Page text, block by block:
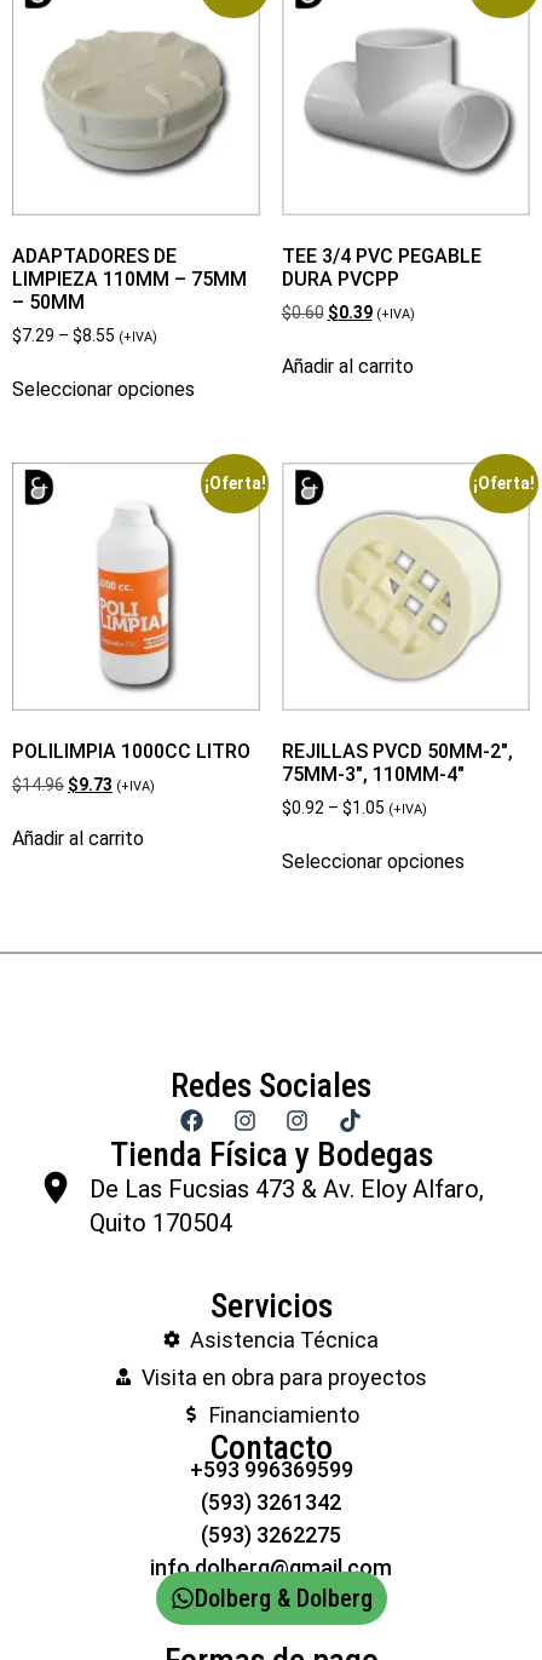
ADAPTADORES DE
LIMPIEZA 110MM – 75MM
– 50MM
$7.29 – $8.55 (+IVA)
Seleccionar opciones
TEE 3/4 PVC PEGABLE
DURA PVCPP
$0.60 $0.39 (+IVA)
Añadir al carrito
¡Oferta!
POLILIMPIA 1000CC LITRO
$14.96 $9.73 (+IVA)
Añadir al carrito
¡Oferta!
REJILLAS PVCD 50MM-2″,
75MM-3″, 110MM-4″
$0.92 – $1.05 (+IVA)
Seleccionar opciones
Redes Sociales
Tienda Física y Bodegas
De Las Fucsias 473 & Av. Eloy Alfaro,
Quito 170504
Servicios
Asistencia Técnica
Visita en obra para proyectos
Financiamiento
Contacto
+593 996369599
(593) 3261342
(593) 3262275
info.dolberg@gmail.com
Dolberg & Dolberg